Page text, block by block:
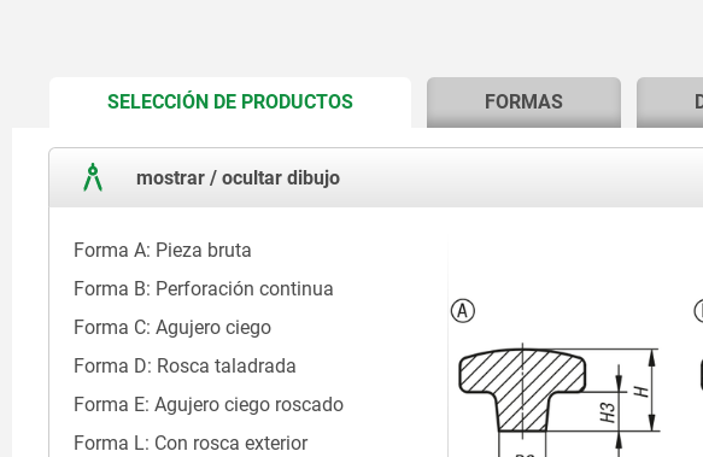
SELECCIÓN DE PRODUCTOSCURRENT
FORMAS
mostrar / ocultar dibujo
Forma A: Pieza bruta
Forma B: Perforación continua
Forma C: Agujero ciego
Forma D: Rosca taladrada
Forma E: Agujero ciego roscado
Forma L: Con rosca exterior